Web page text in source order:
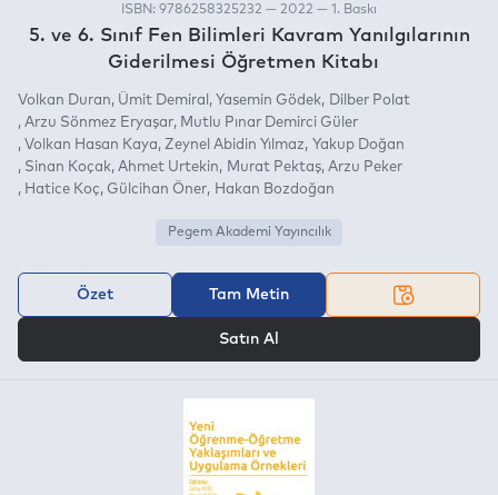
ISBN: 9786258325232 — 2022 — 1. Baskı
5. ve 6. Sınıf Fen Bilimleri Kavram Yanılgılarının
Giderilmesi Öğretmen Kitabı
Volkan Duran Ümit Demiral Yasemin Gödek
Dilber Polat
Arzu Sönmez Eryaşar
Mutlu Pınar Demirci Güler
Volkan Hasan Kaya Zeynel Abidin Yılmaz
Yakup Doğan
Sinan Koçak Ahmet Urtekin Murat Pektaş Arzu Peker
Hatice Koç
Gülcihan Öner Hakan Bozdoğan
Pegem Akademi Yayıncılık
Özet Tam Metin
Satın Al